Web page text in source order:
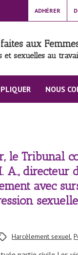
ADHÉRER
aux
et sexuelles au
NOUS
le Tribunal
A., directeur
avec
Harcèlement sexuel,